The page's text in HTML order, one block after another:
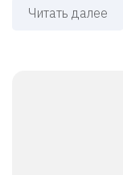
Читать далее